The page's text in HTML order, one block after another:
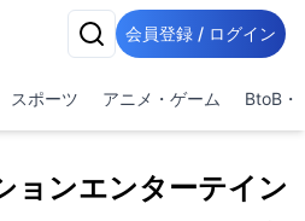
会員登録 / ログイン
スポーツ アニメ・ゲーム BtoB・
ョンエンターテイン